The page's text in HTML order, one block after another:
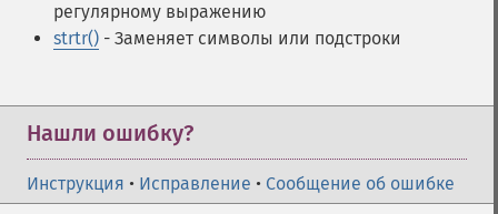
регулярному выражению
strtr() - Заменяет символы или подстроки
Нашли ошибку?
Инструкция • Исправление • Сообщение об ошибке